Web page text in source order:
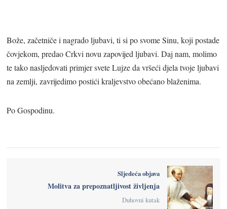
Bože, začetniče i nagrado ljubavi, ti si po svome Sinu, koji postade
čovjekom, predao Crkvi novu zapovijed ljubavi. Daj nam, molimo
te tako nasljedovati primjer svete Lujze da vršeći djela tvoje ljubavi
na zemlji, zavrijedimo postići kraljevstvo obećano blaženima.
Po Gospodinu.
Sljedeća objava
Molitva za prepoznatljivost življenja
Duhovni kutak